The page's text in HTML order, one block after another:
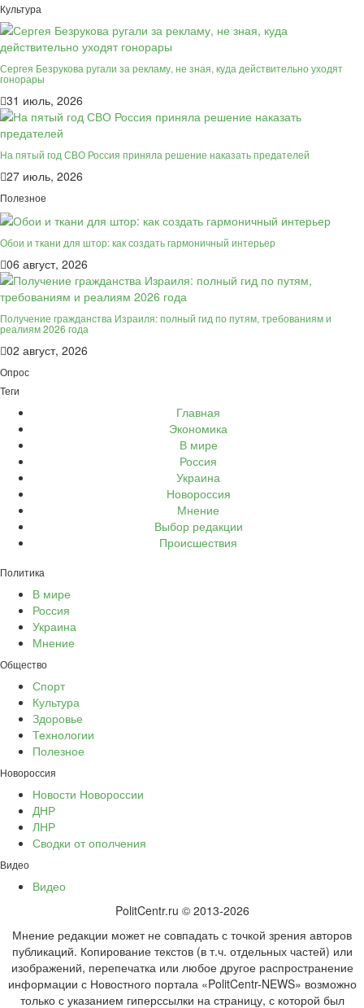
Культура
Сергея Безрукова ругали за рекламу, не зная, куда действительно уходят
гонорары
31 июль, 2026
На пятый год СВО Россия приняла решение наказать предателей
27 июль, 2026
Полезное
Обои и ткани для штор: как создать гармоничный интерьер
06 август, 2026
Получение гражданства Израиля: полный гид по путям, требованиям и
реалиям 2026 года
02 август, 2026
Опрос
Теги
Главная
Экономика
В мире
Россия
Украина
Новороссия
Мнение
Выбор редакции
Происшествия
Политика
В мире
Россия
Украина
Мнение
Общество
Спорт
Культура
Здоровье
Технологии
Полезное
Новороссия
Новости Новороссии
ДНР
ЛНР
Сводки от ополчения
Видео
Видео
PolitCentr.ru © 2013-2026
Мнение редакции может не совпадать с точкой зрения авторов
публикаций. Копирование текстов (в т.ч. отдельных частей) или
изображений, перепечатка или любое другое распространение
информации с Новостного портала «PolitCentr-NEWS» возможно
только с указанием гиперссылки на страницу, с которой был